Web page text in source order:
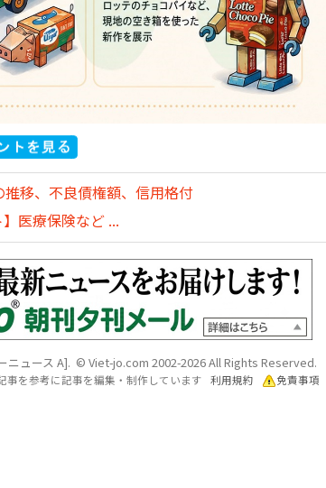
推移、不良債権額、信用格付
医療保険など ...
ニュース A]. © Viet-jo.com 2002-2026 All Rights Reserved.
事を参考に記事を編集・制作しています 利用規約 免責事項